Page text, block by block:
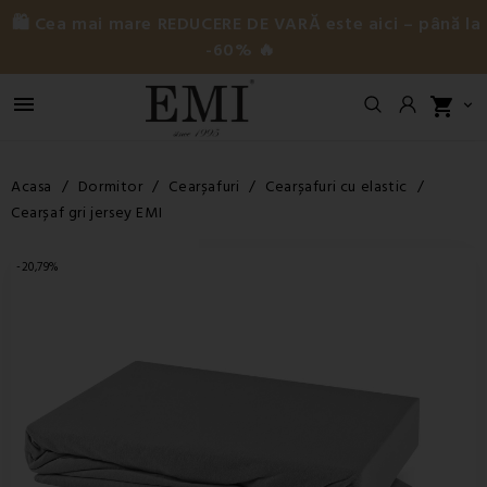
🛍️ Cea mai mare REDUCERE DE VARĂ este aici – până la
-60% 🔥
 shopping_cart 
Acasa Dormitor Cearșafuri
Cearșafuri cu elastic
Cearșaf gri jersey EMI
-20,79%